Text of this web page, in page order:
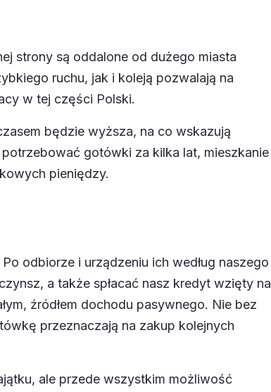
strony są oddalone od dużego miasta
ruchu, jak i koleją pozwalają na
w tej części Polski.
będzie wyższa, na co wskazują
gotówki za kilka lat, mieszkanie
pieniędzy.
odbiorze i urządzeniu ich według naszego
a także spłacać nasz kredyt wzięty na
źródłem dochodu pasywnego. Nie bez
przeznaczają na zakup kolejnych
ale przede wszystkim możliwość